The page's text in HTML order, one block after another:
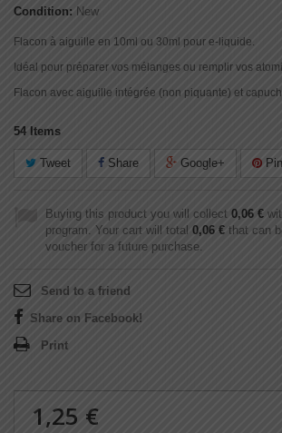
Condition: New
Flacon à aiguille en 10ml ou 30ml pour e-liquide.
Idéal pour préparer vos mélanges ou remplir vos
Flacon avec aiguille intégrée (non piquante) et
54 Items
Tweet Share Google+
Buying this product you will collect 0,06 €
program. Your cart will total 0,06 € that can
voucher for a future purchase.
Send to a friend
Share on Facebook!
Print
1,25 €